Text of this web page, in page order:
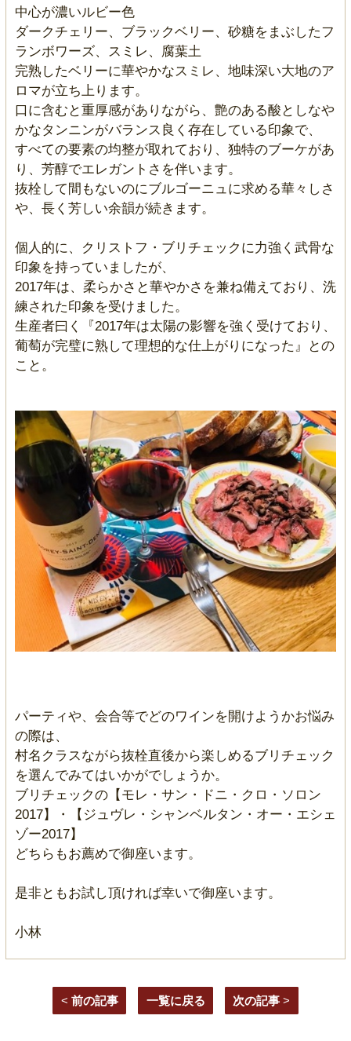
中心が濃いルビー色
ダークチェリー、ブラックベリー、砂糖をまぶしたフ
ランボワーズ、スミレ、腐葉土
完熟したベリーに華やかなスミレ、地味深い大地のア
ロマが立ち上ります。
口に含むと重厚感がありながら、艶のある酸としなや
かなタンニンがバランス良く存在している印象で、
すべての要素の均整が取れており、独特のブーケがあ
り、芳醇でエレガントさを伴います。
抜栓して間もないのにブルゴーニュに求める華々しさ
や、長く芳しい余韻が続きます。
個人的に、クリストフ・ブリチェックに力強く武骨な
印象を持っていましたが、
2017年は、柔らかさと華やかさを兼ね備えており、洗
練された印象を受けました。
生産者曰く『2017年は太陽の影響を強く受けており、
葡萄が完璧に熟して理想的な仕上がりになった』との
こと。
パーティや、会合等でどのワインを開けようかお悩み
の際は、
村名クラスながら抜栓直後から楽しめるブリチェック
を選んでみてはいかがでしょうか。
ブリチェックの【モレ・サン・ドニ・クロ・ソロン
2017】・【ジュヴレ・シャンベルタン・オー・エシェ
ゾー2017】
どちらもお薦めで御座います。
是非ともお試し頂ければ幸いで御座います。
小林
< 前の記事 一覧に戻る 次の記事 >